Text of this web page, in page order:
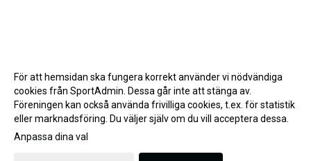
Gå till Webbversion
För att hemsidan ska fungera korrekt använder vi nödvändiga
cookies från SportAdmin. Dessa går inte att stänga av.
Föreningen kan också använda frivilliga cookies, t.ex. för statistik
eller marknadsföring. Du väljer själv om du vill acceptera dessa.
Anpassa dina val